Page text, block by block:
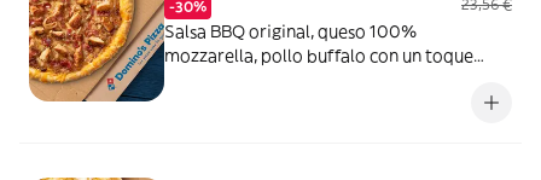
-30% 23,56 €
Salsa BBQ original, queso 100%
mozzarella, pollo buffalo con un toque